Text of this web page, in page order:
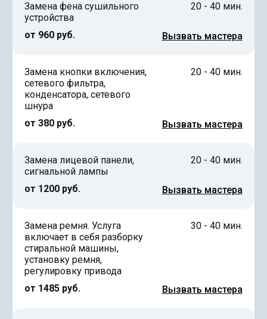
Замена фена сушильного
устройства
от 960 руб.
20 - 40 мин.
Вызвать мастера
Замена кнопки включения,
сетевого фильтра,
конденсатора, сетевого
шнура
от 380 руб.
20 - 40 мин.
Вызвать мастера
Замена лицевой панели,
сигнальной лампы
от 1200 руб.
20 - 40 мин.
Вызвать мастера
Замена ремня. Услуга
включает в себя разборку
стиральной машины,
установку ремня,
регулировку привода
от 1485 руб.
30 - 40 мин.
Вызвать мастера